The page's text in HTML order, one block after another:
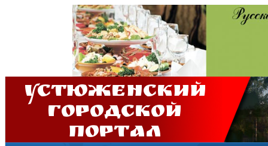
Устюженский
Городской
портал